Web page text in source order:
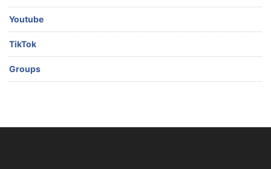
Youtube
TikTok
Groups